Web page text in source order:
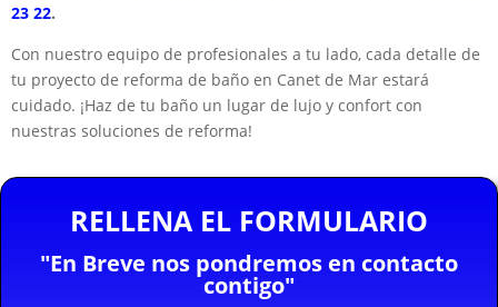
23 22.
Con nuestro equipo de profesionales a tu lado, cada detalle de
tu proyecto de reforma de baño en Canet de Mar estará
cuidado. ¡Haz de tu baño un lugar de lujo y confort con
nuestras soluciones de reforma!
RELLENA EL FORMULARIO
"En Breve nos pondremos en contacto
contigo"